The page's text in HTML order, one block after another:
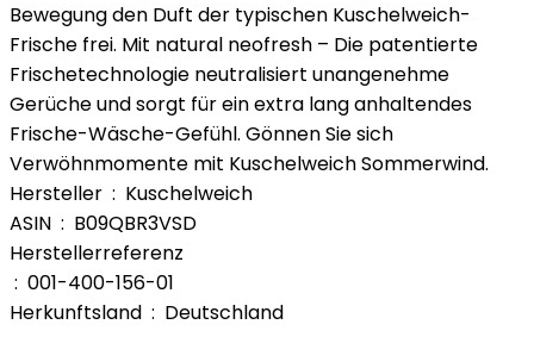
Bewegung den Duft der typischen Kuschelweich-
Frische frei. Mit natural neofresh – Die patentierte
Frischetechnologie neutralisiert unangenehme
Gerüche und sorgt für ein extra lang anhaltendes
Frische-Wäsche-Gefühl. Gönnen Sie sich
Verwöhnmomente mit Kuschelweich Sommerwind.
Hersteller ‏ : ‎ Kuschelweich
ASIN ‏ : ‎ B09QBR3VSD
Herstellerreferenz
‏ : ‎ 001-400-156-01
Herkunftsland ‏ : ‎ Deutschland